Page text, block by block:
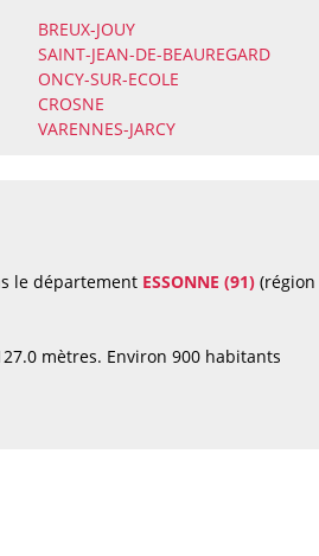
BREUX-JOUY
SAINT-JEAN-DE-BEAUREGARD
ONCY-SUR-ECOLE
CROSNE
VARENNES-JARCY
le département ESSONNE (91) (région
mètres. Environ 900 habitants